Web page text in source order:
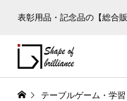
表彰用品・記念品の【総合
テーブルゲーム・学習